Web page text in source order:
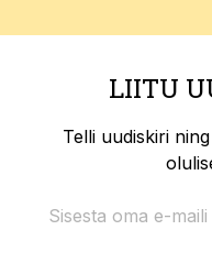
LIITU
Telli uudiskiri